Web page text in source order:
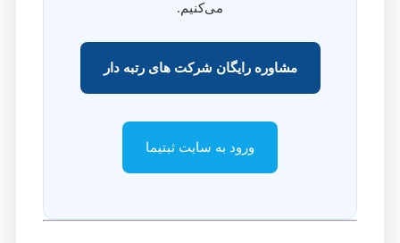
می‌کنیم.
مشاوره رایگان شرکت‌ های رتبه‌ دار
ورود به سایت ثبتیما